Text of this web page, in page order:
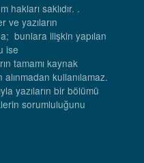
hakları saklıdır. .
ve yazıların
bunlara ilişkin yapılan
ise
tamamı kaynak
kullanılamaz.
yazıların bir bölümü
sorumluluğunu